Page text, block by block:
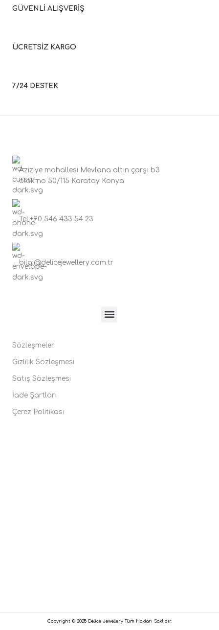
GÜVENLİ ALIŞVERİŞ
ÜCRETSİZ KARGO
7/24 DESTEK
Aziziye mahallesi Mevlana altın çarşı b3
blok no 50/115 Karatay Konya
Tel:+90 546 433 54 23
bilgi@delicejewellery.com.tr
Sözleşmeler
Gizlilik Sözleşmesi
Satış Sözleşmesi
İade Şartları
Çerez Politikası
Copyright © 2025 Delice Jewellery Tüm Hakları Saklıdır.